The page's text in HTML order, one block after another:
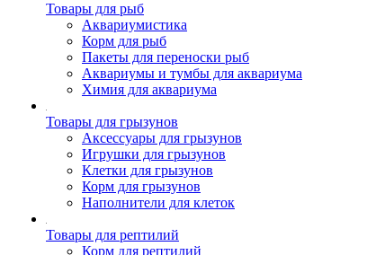
Товары для рыб
Аквариумистика
Корм для рыб
Пакеты для переноски рыб
Аквариумы и тумбы для аквариума
Химия для аквариума
Товары для грызунов
Аксессуары для грызунов
Игрушки для грызунов
Клетки для грызунов
Корм для грызунов
Наполнители для клеток
Товары для рептилий
Корм для рептилий